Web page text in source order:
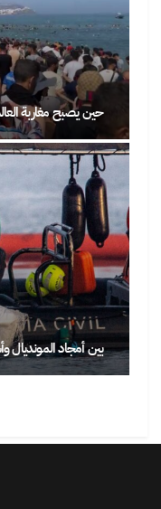
حين يصبح مغاربة
بين أمجاد